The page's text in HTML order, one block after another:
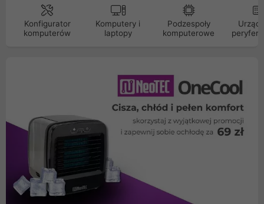
Konfigurator
komputerów
Komputery i
laptopy
Podzespoły
komputerowe